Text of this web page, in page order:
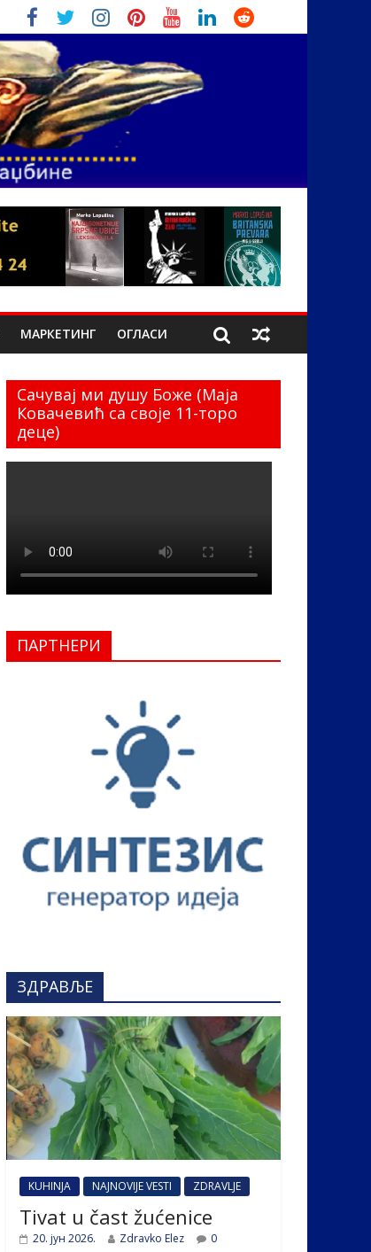
МАРКЕТИНГ ОГЛАСИ
Сачувај ми душу Боже (Маја
Ковачевић са своје 11-торо
деце)
ПАРТНЕРИ
ЗДРАВЉЕ
KUHINJA NAJNOVIJE VESTI ZDRAVLJE
Tivat u čast žućenice
20. јун 2026. Zdravko Elez 0